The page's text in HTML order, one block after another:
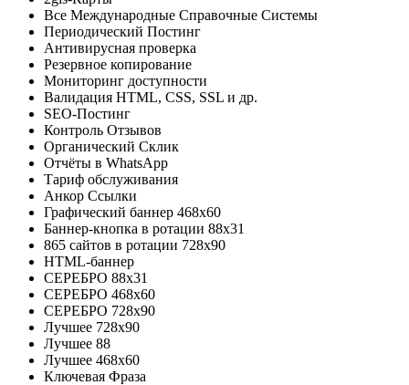
Все Международные Справочные Системы
Периодический Постинг
Антивирусная проверка
Резервное копирование
Мониторинг доступности
Валидация HTML, CSS, SSL и др.
SEO-Постинг
Контроль Отзывов
Органический Склик
Отчёты в WhatsApp
Тариф обслуживания
Анкор Ссылки
Графический баннер 468x60
Баннер-кнопка в ротации 88х31
865 сайтов в ротации 728х90
HTML-баннер
СЕРЕБРО 88х31
СЕРЕБРО 468х60
СЕРЕБРО 728х90
Лучшее 728х90
Лучшее 88
Лучшее 468х60
Ключевая Фраза